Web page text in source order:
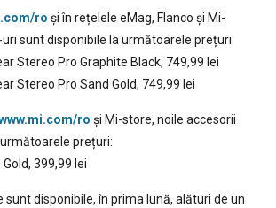
ro și în rețelele eMag, Flanco și Mi-
sunt disponibile la următoarele prețuri:
Stereo Pro Graphite Black, 749,99 lei
Stereo Pro Sand Gold, 749,99 lei
ro și Mi-store, noile accesorii
prețuri:
399,99 lei
disponibile, în prima lună, alături de un